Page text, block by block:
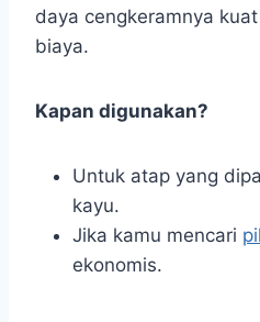
daya cengkeramnya
biaya.
Kapan digunakan?
Untuk atap yang
kayu.
Jika kamu mencari
ekonomis.